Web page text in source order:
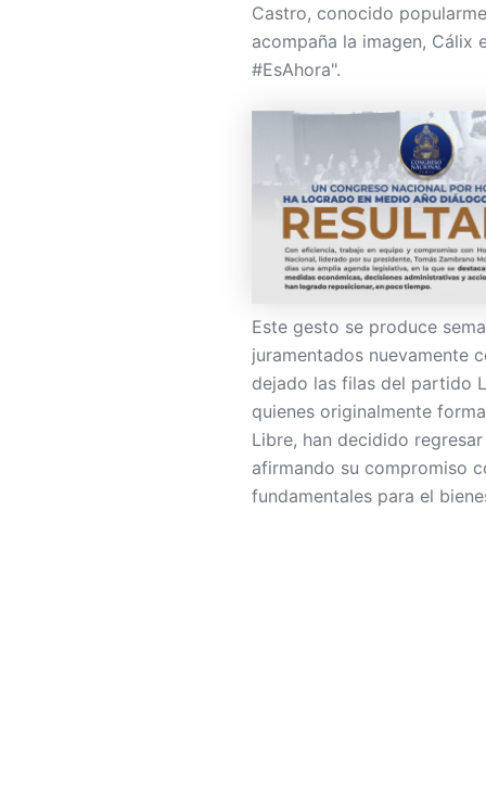
Castro, conocido
acompaña la imagen, Cálix
#EsAhora".
Este gesto se produce
juramentados nuevamente
dejado las filas del partido
quienes originalmente
Libre, han decidido
afirmando su compromiso
fundamentales para el